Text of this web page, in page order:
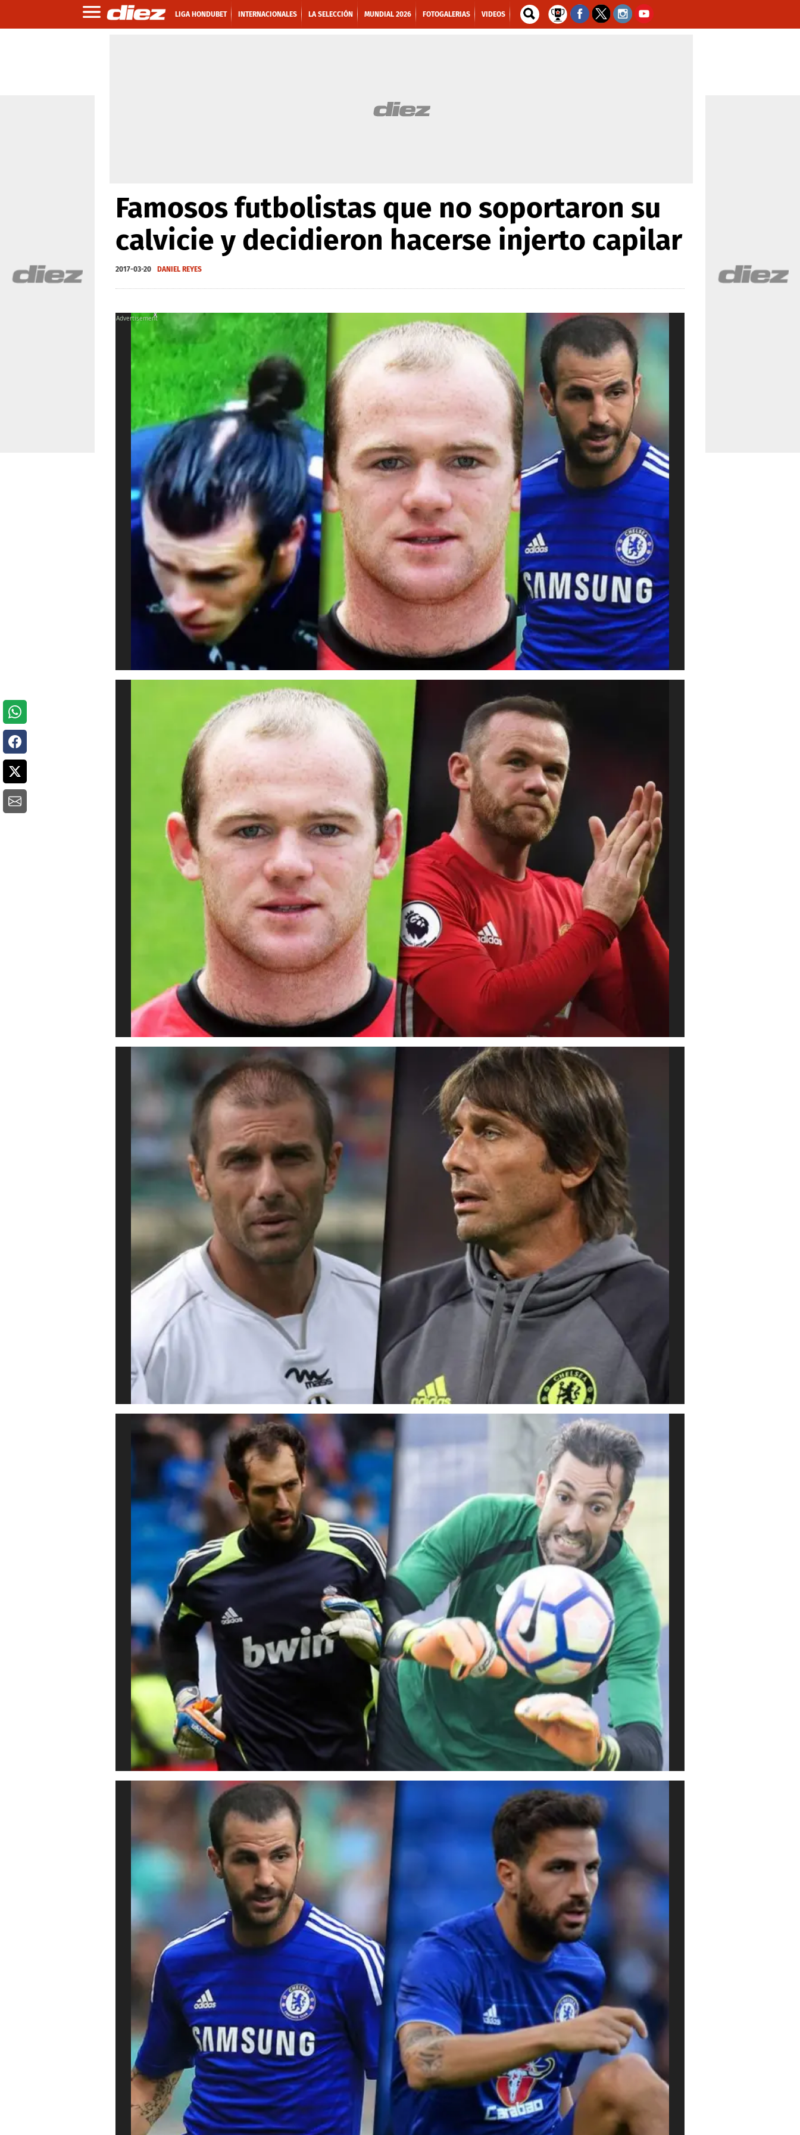
LIGA HONDUBET INTERNACIONALES LA SELECCIÓN MUNDIAL 2026 FOTOGALERIAS VIDEOS
Famosos futbolistas que no soportaron su
calvicie y decidieron hacerse injerto capilar
2017-03-20 DANIEL REYES
X